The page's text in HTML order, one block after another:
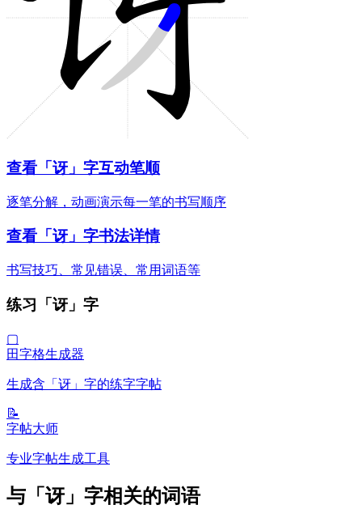
查看「讶」字互动笔顺
逐笔分解，动画演示每一笔的书写顺序
查看「讶」字书法详情
书写技巧、常见错误、常用词语等
练习「讶」字
▢
田字格生成器
生成含「讶」字的练字字帖
📝
字帖大师
专业字帖生成工具
与「讶」字相关的词语